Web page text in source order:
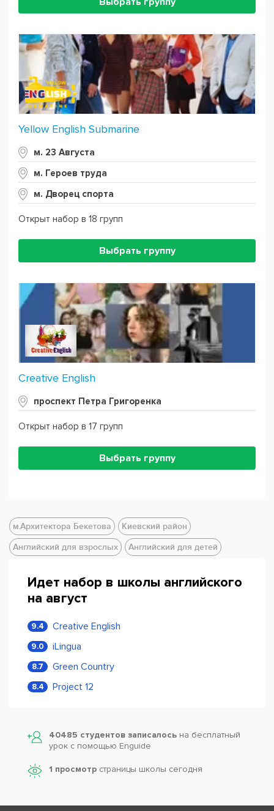
Yellow English Submarine
м. 23 Августа
м. Героев труда
м. Дворец спорта
Открыт набор в 18 групп
Выбрать группу
Creative English
проспект Петра Григоренка
Открыт набор в 17 групп
Выбрать группу
м.Архитектора Бекетова
Киевский район
Английский для взрослых
Английский для детей
Идет набор в школы английского
на август
9.4 Creative English
9.0 iLingua
8.7 Green Country
8.4 Project 12
40485 студентов записалось на бесплатный
урок с помощью Enguide
1 просмотр страницы школы сегодня